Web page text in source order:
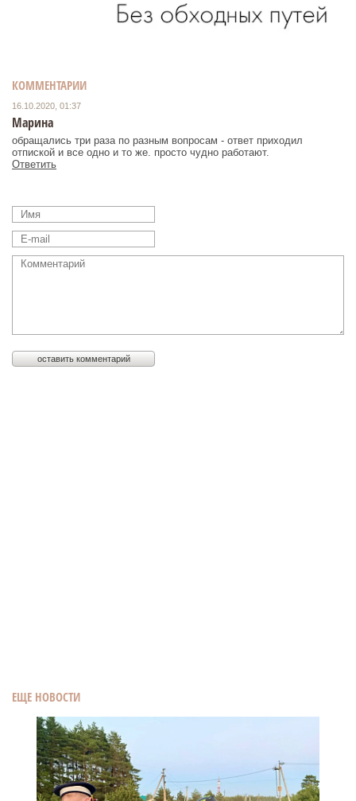
ЕЩЕ НОВОСТИ
КОММЕНТАРИИ
16.10.2020, 01:37
Марина
обращались три раза по разным вопросам - ответ приходил
отпиской и все одно и то же. просто чудно работают.
Ответить